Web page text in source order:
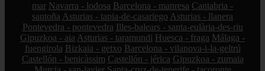
mar Navarra - lodosa Barcelona - manresa Cantabria -
santoña Asturias - tapia-de-casariego Asturias - llanera
Pontevedra - pontevedra Illes-balears - santa-eulària-des-riu
Gipuzkoa - aia Asturias - taramundi Huesca - fraga Málaga -
fuengirola Bizkaia - getxo Barcelona - vilanova-i-la-geltrú
Castellón - benicàssim Castellón - jérica Gipuzkoa - zumaia